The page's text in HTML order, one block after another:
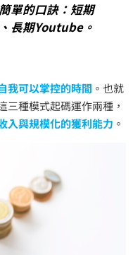
單的口訣：短期
長期Youtube。
我可以掌控的時間 。也就
三種模式起碼運作兩種，
入與規模化的獲利能力 。